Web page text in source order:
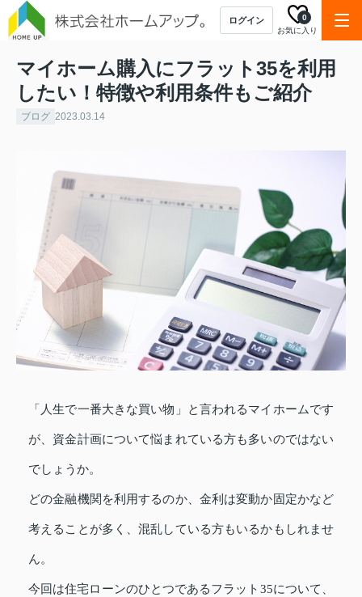
ログイン
お気に入り
0
マイホーム購入にフラット35を利用
したい！特徴や利用条件もご紹介
ブログ 2023.03.14
「人生で一番大きな買い物」と言われるマイホームです
が、資金計画について悩まれている方も多いのではない
でしょうか。
どの金融機関を利用するのか、金利は変動か固定かなど
考えることが多く、混乱している方もいるかもしれませ
ん。
今回は住宅ローンのひとつであるフラット35について、